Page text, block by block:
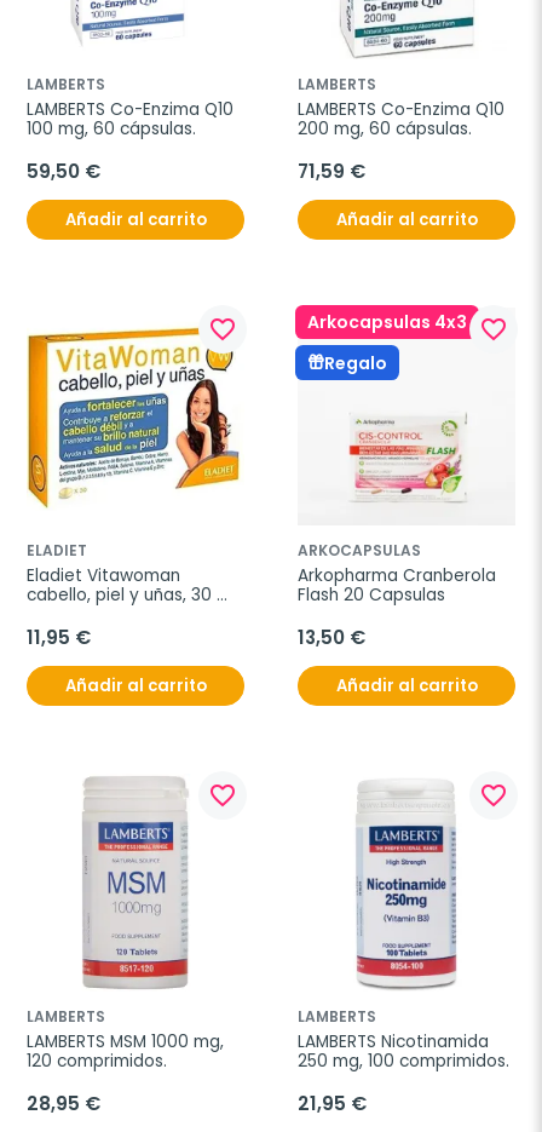
LAMBERTS
LAMBERTS Co-Enzima Q10
100 mg, 60 cápsulas.
59,50 €
Añadir al carrito
LAMBERTS
LAMBERTS Co-Enzima Q10
200 mg, 60 cápsulas.
71,59 €
Añadir al carrito
favorite_border
ELADIET
Eladiet Vitawoman
cabello, piel y uñas, 30
11,95 €
Añadir al carrito
Arkocapsulas 4x3
Regalo
favorite_border
ARKOCAPSULAS
Arkopharma Cranberola
Flash 20 Capsulas
13,50 €
Añadir al carrito
favorite_border
LAMBERTS
LAMBERTS MSM 1000 mg,
120 comprimidos.
28,95 €
favorite_border
LAMBERTS
LAMBERTS Nicotinamida
250 mg, 100 comprimidos.
21,95 €